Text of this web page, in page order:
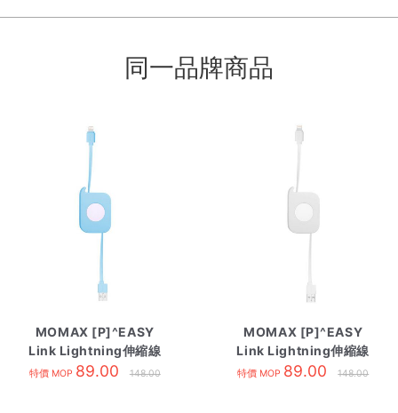
同一品牌商品
MOMAX [P]^EASY
Link Lightning伸縮線
80cm 藍
特價 MOP 89.00 148.00
MOMAX [P]^EASY
Link Lightning伸縮線
80cm 白
特價 MOP 89.00 148.00